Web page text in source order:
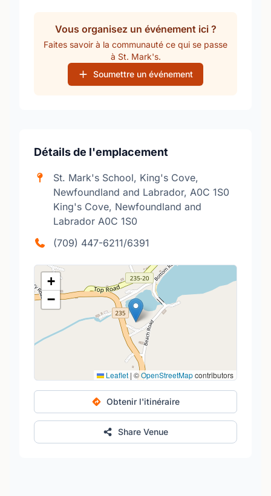
Vous organisez un événement ici ?
Faites savoir à la communauté ce qui se passe
à St. Mark's.
Soumettre un événement
Détails de l'emplacement
St. Mark's School, King's Cove,
Newfoundland and Labrador, A0C 1S0
King's Cove, Newfoundland and
Labrador A0C 1S0
(709) 447-6211/6391
+
−
Leaflet | ©OpenStreetMapcontributors
Obtenir l'itinéraire
Share Venue